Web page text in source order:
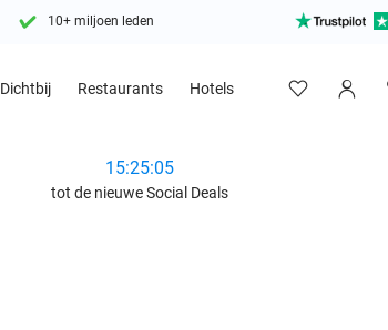
10+ miljoen leden
Dichtbij Restaurants Hotels
15:25:03
tot de nieuwe Social Deals